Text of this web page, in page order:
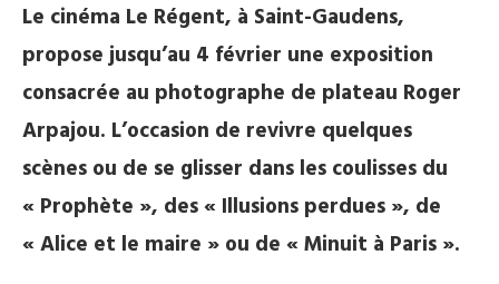
Le cinéma Le Régent, à Saint-Gaudens,
propose jusqu’au 4 février une exposition
consacrée au photographe de plateau Roger
Arpajou. L’occasion de revivre quelques
scènes ou de se glisser dans les coulisses du
« Prophète », des « Illusions perdues », de
« Alice et le maire » ou de « Minuit à Paris ».